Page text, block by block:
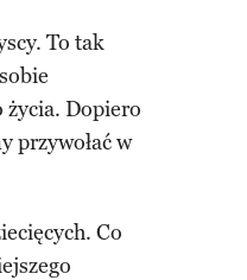
To tak
życia. Dopiero
przywołać w
Co